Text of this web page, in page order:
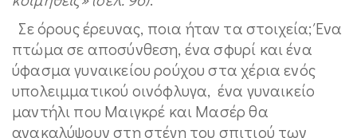
Σε όρους έρευνας, ποια ήταν τα στοιχεία; Ένα
πτώμα σε αποσύνθεση, ένα σφυρί και ένα
ύφασμα γυναικείου ρούχου στα χέρια ενός
υπολειμματικού οινόφλυγα, ένα γυναικείο
μαντήλι που Μαιγκρέ και Μασέρ θα
ανακαλύψουν στη στέγη του σπιτιού των